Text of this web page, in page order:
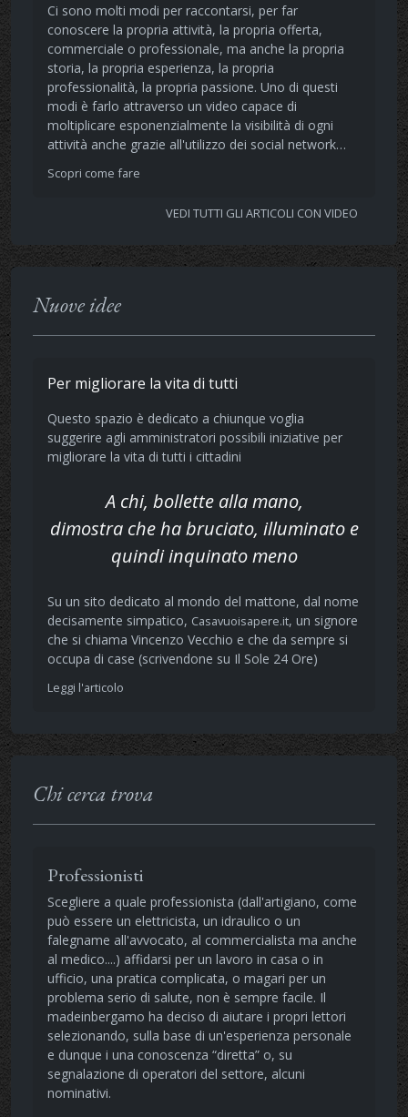
Ci sono molti modi per raccontarsi, per far
conoscere la propria attività, la propria offerta,
commerciale o professionale, ma anche la propria
storia, la propria esperienza, la propria
professionalità, la propria passione. Uno di questi
modi è farlo attraverso un video capace di
moltiplicare esponenzialmente la visibilità di ogni
attività anche grazie all'utilizzo dei social network…
Scopri come fare
VEDI TUTTI GLI ARTICOLI CON VIDEO
Nuove idee
Per migliorare la vita di tutti
Questo spazio è dedicato a chiunque voglia
suggerire agli amministratori possibili iniziative per
migliorare la vita di tutti i cittadini
A chi, bollette alla mano,
dimostra che ha bruciato, illuminato e
quindi inquinato meno
Su un sito dedicato al mondo del mattone, dal nome
decisamente simpatico, Casavuoisapere.it, un signore
che si chiama Vincenzo Vecchio e che da sempre si
occupa di case (scrivendone su Il Sole 24 Ore)
Leggi l'articolo
Chi cerca trova
Professionisti
Scegliere a quale professionista (dall'artigiano, come
può essere un elettricista, un idraulico o un
falegname all'avvocato, al commercialista ma anche
al medico....) affidarsi per un lavoro in casa o in
ufficio, una pratica complicata, o magari per un
problema serio di salute, non è sempre facile. Il
madeinbergamo ha deciso di aiutare i propri lettori
selezionando, sulla base di un'esperienza personale
e dunque i una conoscenza “diretta” o, su
segnalazione di operatori del settore, alcuni
nominativi.